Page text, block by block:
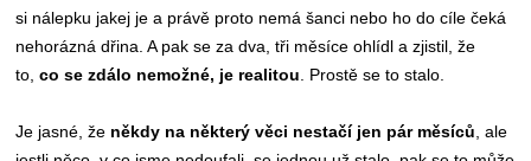
si nálepku jakej je a právě proto nemá šanci nebo ho do cíle čeká
nehorázná dřina. A pak se za dva, tři měsíce ohlídl a zjistil, že
to,co se zdálo nemožné, je realitou . Prostě se to stalo.
Je jasné, že někdy na některý věci nestačí jen pár měsíců , ale